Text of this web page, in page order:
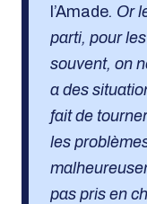
l’Amade. Or
parti, pour
souvent, on
a des
fait de
les
pas pris en